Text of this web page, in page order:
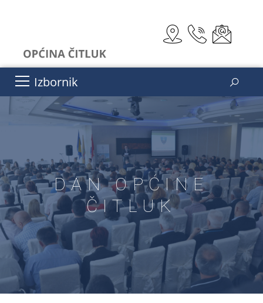
Izbornik
DAN OPĆINE
ČITLUK